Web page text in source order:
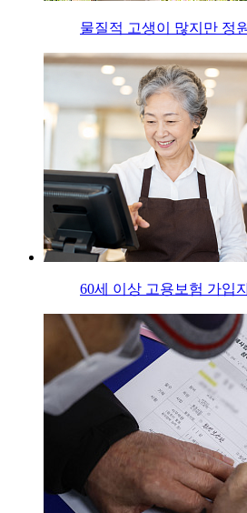
물질적 고생이 많지만 정
60세 이상 고용보험 가입